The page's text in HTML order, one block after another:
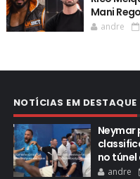
Mani
andre
NOTÍCIAS EM DESTAQUE
Neymar
no
andre